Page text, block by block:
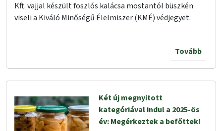
Kft. vajjal készült foszlós kalácsa mostantól büszkén
viseli a Kiváló Minőségű Élelmiszer (KMÉ) védjegyet.
Tovább
Két új megnyitott
kategóriával indul a 2025-ös
év: Megérkeztek a befőttek!